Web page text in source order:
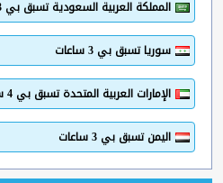
المملكة العربية السعودية تسبق بي 3 ساعات
سوريا تسبق بي 3 ساعات
الإمارات العربية المتحدة تسبق بي 4 ساعات
اليمن تسبق بي 3 ساعات